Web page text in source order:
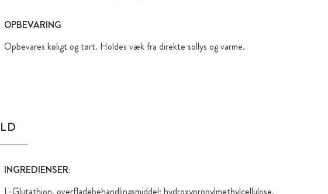
OPBEVARING
Opbevares køligt og tørt. Holdes væk fra direkte sollys og varme.
INGREDIENSER: